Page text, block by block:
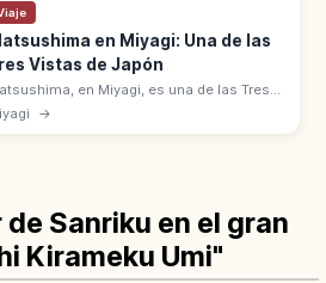
en Miyagi: Una de las
Vistas de Japón
en Miyagi, es una de las Tres
de Japón con numerosos islotes
de pinos en la bahía. Templos
→
Sanriku en el gran
Kirameku Umi"